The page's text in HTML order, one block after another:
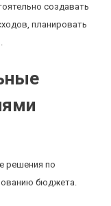
создавать
планировать
решения по
бюджета.